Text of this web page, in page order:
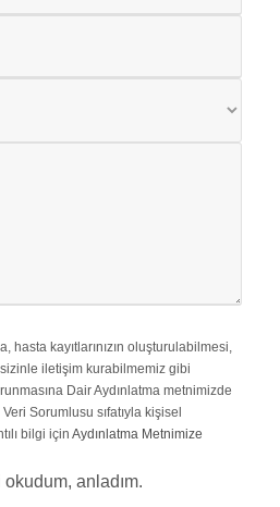
hasta kayıtlarınızın oluşturulabilmesi,
iletişim kurabilmemiz gibi
Dair Aydınlatma metnimizde
Sorumlusu sıfatıyla kişisel
bilgi için Aydınlatma Metnimize
anladım.